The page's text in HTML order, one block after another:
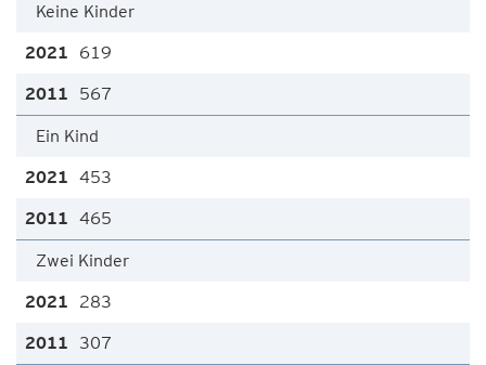
Keine Kinder
619
567
Ein Kind
453
465
Zwei Kinder
283
307